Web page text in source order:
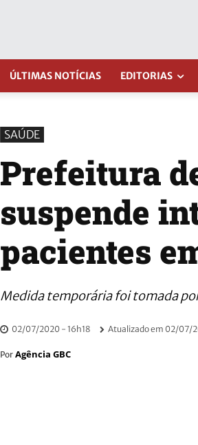
ÚLTIMAS NOTÍCIAS EDITORIAS
SAÚDE
Prefeitura
suspende
pacientes
Medida temporária foi tomada
02/07/2020 - 16h18 Atualizado em 02/07/
Por Agência GBC